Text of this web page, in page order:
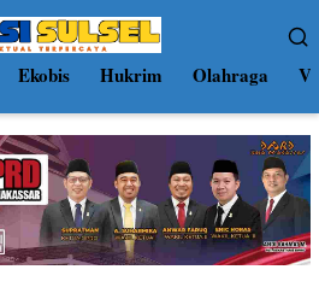
Ekobis Hukrim Olahraga